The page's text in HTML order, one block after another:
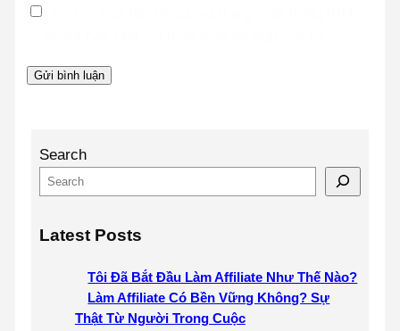
Search
Latest Posts
Tôi Đã Bắt Đầu Làm Affiliate Như Thế Nào?
Làm Affiliate Có Bền Vững Không? Sự
Thật Từ Người Trong Cuộc